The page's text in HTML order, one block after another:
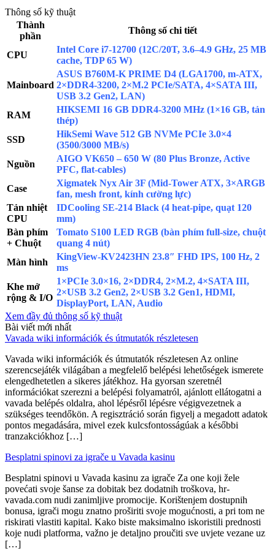
Thông số kỹ thuật
Thành
phần
Thông số chi tiết
CPU
Intel Core i7-12700 (12C/20T, 3.6–4.9 GHz, 25 MB
cache, TDP 65 W)
Mainboard
ASUS B760M-K PRIME D4 (LGA1700, m-ATX,
2×DDR4-3200, 2×M.2 PCIe/SATA, 4×SATA III,
USB 3.2 Gen2, LAN)
RAM
HIKSEMI 16 GB DDR4-3200 MHz (1×16 GB, tản
thép)
SSD
HikSemi Wave 512 GB NVMe PCIe 3.0×4
(3500/3000 MB/s)
Nguồn
AIGO VK650 – 650 W (80 Plus Bronze, Active
PFC, flat-cables)
Case
Xigmatek Nyx Air 3F (Mid-Tower ATX, 3×ARGB
fan, mesh front, kính cường lực)
Tản nhiệt
CPU
IDCooling SE-214 Black (4 heat-pipe, quạt 120
mm)
Bàn phím
+ Chuột
Tomato S100 LED RGB (bàn phím full-size, chuột
quang 4 nút)
Màn hình
KingView-KV2423HN 23.8″ FHD IPS, 100 Hz, 2
ms
Khe mở
rộng & I/O
1×PCIe 3.0×16, 2×DDR4, 2×M.2, 4×SATA III,
2×USB 3.2 Gen2, 2×USB 3.2 Gen1, HDMI,
DisplayPort, LAN, Audio
Xem đầy đủ thông số kỹ thuật
Bài viết mới nhất
Vavada wiki információk és útmutatók részletesen
Vavada wiki információk és útmutatók részletesen Az online
szerencsejáték világában a megfelelő belépési lehetőségek ismerete
elengedhetetlen a sikeres játékhoz. Ha gyorsan szeretnél
információkat szerezni a belépési folyamatról, ajánlott ellátogatni a
vavada belépés oldalra, ahol lépésről lépésre végigvezetnek a
szükséges teendőkön. A regisztráció során figyelj a megadott adatok
pontos megadására, mivel ezek kulcsfontosságúak a későbbi
tranzakciókhoz […]
Besplatni spinovi za igrače u Vavada kasinu
Besplatni spinovi u Vavada kasinu za igrače Za one koji žele
povećati svoje šanse za dobitak bez dodatnih troškova, hr-
vavada.com nudi zanimljive promocije. Korištenjem dostupnih
bonusa, igrači mogu znatno proširiti svoje mogućnosti, a pri tom ne
riskirati vlastiti kapital. Kako biste maksimalno iskoristili prednosti
koje nudi platforma, važno je detaljno proučiti sve uvjete vezane uz
[…]